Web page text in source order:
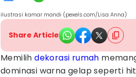
ilustrasi kamar mandi (pexels.com/Lisa Anna)
Share Article
Memilihdekorasi rumah
dominasi warna gelap seperti